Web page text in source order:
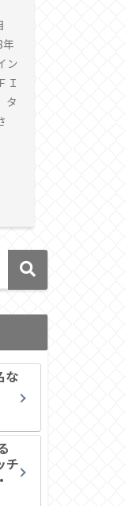
年
ン
Ｉ
タ
な
チ